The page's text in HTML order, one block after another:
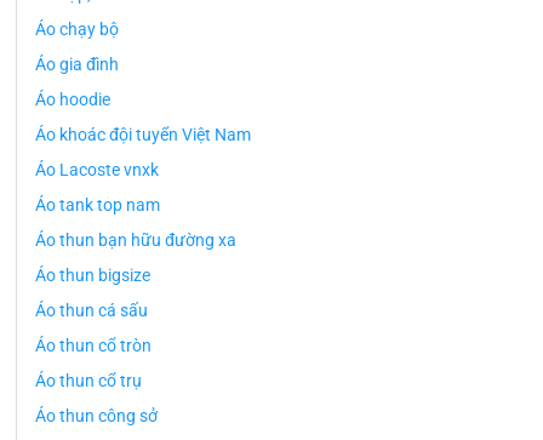
Áo chạy bộ
Áo gia đình
Áo hoodie
Áo khoác đội tuyển Việt Nam
Áo Lacoste vnxk
Áo tank top nam
Áo thun bạn hữu đường xa
Áo thun bigsize
Áo thun cá sấu
Áo thun cổ tròn
Áo thun cổ trụ
Áo thun công sở